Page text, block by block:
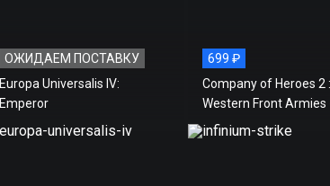
ОЖИДАЕМ ПОСТАВКУ
Europa Universalis IV:
Emperor
699 ₽
Company of Heroes 2
Western Front Armies
Double Pack